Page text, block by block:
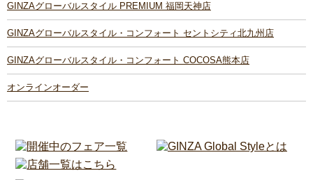
GINZAグローバルスタイル PREMIUM 福岡天神店
GINZAグローバルスタイル・コンフォート セントシティ北九州店
GINZAグローバルスタイル・コンフォート COCOSA熊本店
オンラインオーダー